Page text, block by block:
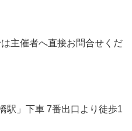
主催者へ直接お問合せくだ
駅」下車 7番出口より徒歩1